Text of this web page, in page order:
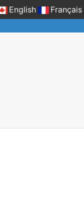
English Français